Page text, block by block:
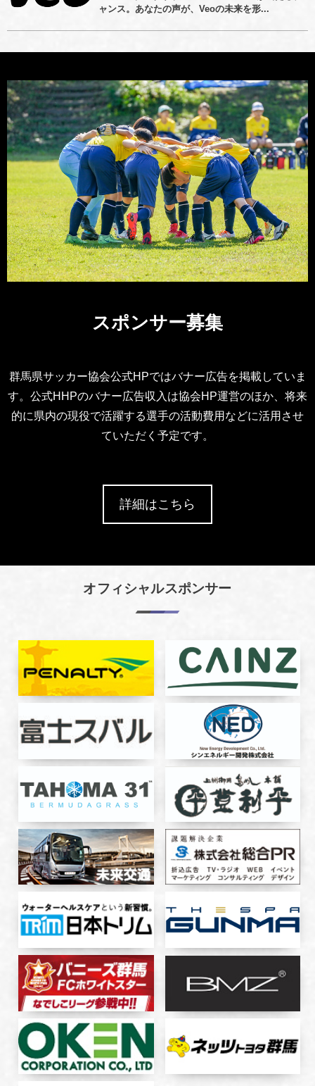
ャンス。あなたの声が、Veoの未来を形...
スポンサー募集
群馬県サッカー協会公式HPではバナー広告を掲載していま
す。公式HHPのバナー広告収入は協会HP運営のほか、将来
的に県内の現役で活躍する選手の活動費用などに活用させ
ていただく予定です。
詳細はこちら
オフィシャルスポンサー